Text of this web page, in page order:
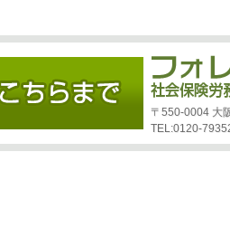
〒550-0004 大
TEL:0120-